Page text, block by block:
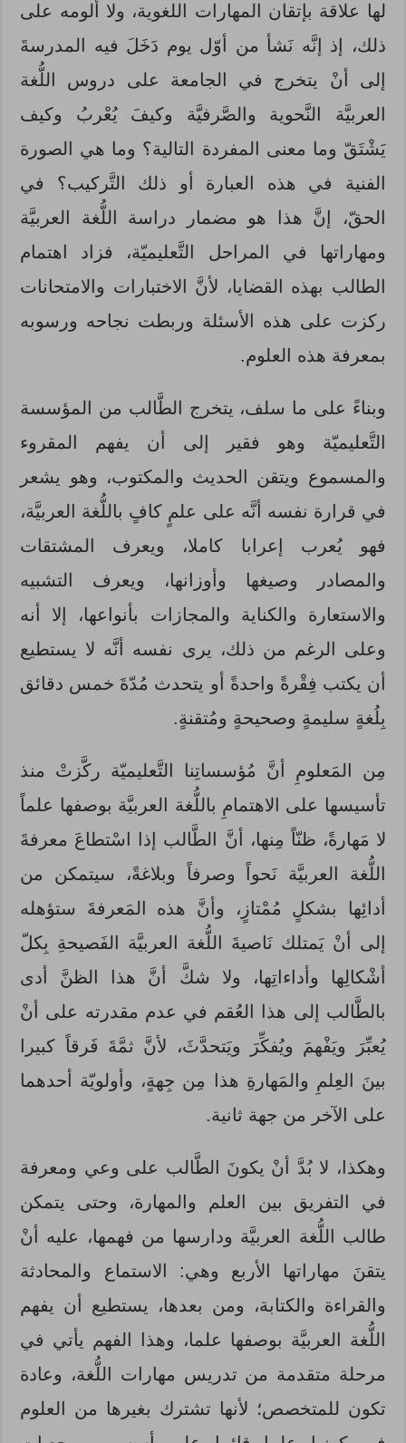
لها علاقة بإتقان المهارات اللغوية، ولا ألومه على
ذلك، إذ إنَّه نَشأ من أوّل يوم دَخَلَ فيه المدرسةَ
إلى أنْ يتخرج في الجامعة على دروس اللُّغة
العربيَّة النَّحوية والصَّرفيَّة وكيفَ يُعْربُ وكيف
يَشْتَقّ وما معنى المفردة التالية؟ وما هي الصورة
الفنية في هذه العبارة أو ذلك التَّركيب؟ في
الحقّ، إنَّ هذا هو مضمار دراسة اللُّغة العربيَّة
ومهاراتها في المراحل التَّعليميّة، فزاد اهتمام
الطالب بهذه القضايا، لأنَّ الاختبارات والامتحانات
ركزت على هذه الأسئلة وربطت نجاحه ورسوبه
بمعرفة هذه العلوم.
وبناءً على ما سلف، يتخرج الطَّالب من المؤسسة
التَّعليميّة وهو فقير إلى أن يفهم المقروء
والمسموع ويتقن الحديث والمكتوب، وهو يشعر
في قرارة نفسه أنَّه على علمٍ كافٍ باللُّغة العربيَّة،
فهو يُعرب إعرابا كاملا، ويعرف المشتقات
والمصادر وصيغها وأوزانها، ويعرف التشبيه
والاستعارة والكناية والمجازات بأنواعها، إلا أنه
وعلى الرغم من ذلك، يرى نفسه أنَّه لا يستطيع
أن يكتب فِقْرةً واحدةً أو يتحدث مُدّةَ خمس دقائق
بِلُغةٍ سليمةٍ وصحيحةٍ ومُتقنةٍ.
مِن المَعلومِ أنَّ مُؤسساتِنا التَّعليميّة ركَّزتْ منذ
تأسيسها على الاهتمامِ باللُّغة العربيَّة بوصفها علماً
لا مَهارةً، ظنّاً مِنها، أنَّ الطَّالب إذا اسْتطاعَ معرفةَ
اللُّغة العربيَّة نَحواً وصرفاً وبلاغةً، سيتمكن من
أدائِها بشكلٍ مُمْتازٍ، وأنَّ هذه المَعرفةَ ستؤهله
إلى أنْ يَمتلك نَاصيةَ اللُّغة العربيَّة الفَصيحةِ بِكلّ
أشْكالِها وأداءاتِها، ولا شكَّ أنَّ هذا الظنَّ أدى
بالطَّالب إلى هذا العُقم في عدم مقدرته على أنْ
يُعبِّرَ ويَفْهمَ ويُفكِّرَ ويَتحدَّثَ، لأنَّ ثمَّةَ فَرقاً كبيرا
بينَ العِلمِ والمَهارةِ هذا مِن جِهةٍ، وأولويّة أحدهما
على الآخر من جهة ثانية.
وهكذا، لا بُدَّ أنْ يكونَ الطَّالب على وعي ومعرفة
في التفريق بين العلم والمهارة، وحتى يتمكن
طالب اللُّغة العربيَّة ودارسها من فهمها، عليه أنْ
يتقنَ مهاراتها الأربع وهي: الاستماع والمحادثة
والقراءة والكتابة، ومن بعدها، يستطيع أن يفهم
اللُّغة العربيَّة بوصفها علما، وهذا الفهم يأتي في
مرحلة متقدمة من تدريس مهارات اللُّغة، وعادة
تكون للمتخصص؛ لأنها تشترك بغيرها من العلوم